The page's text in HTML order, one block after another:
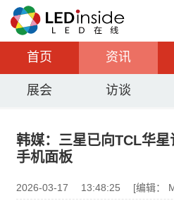
首页 资讯
展会 访谈
韩媒：三星已向TCL华
手机面板
2026-03-17 13:48:25 [编辑：